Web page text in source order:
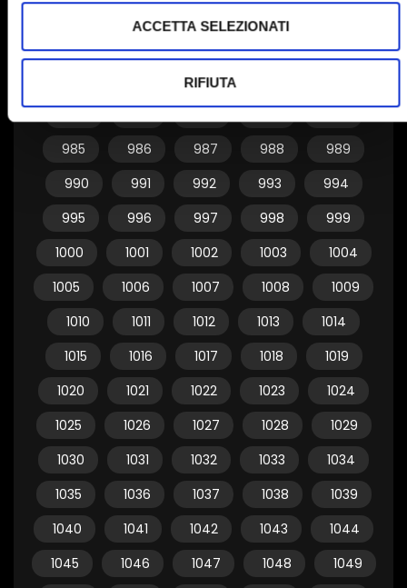
ACCETTA SELEZIONATI
RIFIUTA
970
971 972 973
974
977
985
986 987 988
989
990
991 992 993
994
995
996 997 998
999
1000
1001 1002 1003
1004
1005
1006 1007 1008
1009
1010
1011 1012 1013
1014
1015
1016 1017 1018
1019
1020
1021 1022 1023
1024
1025
1026 1027 1028
1029
1030
1031 1032 1033
1034
1035
1036 1037 1038
1039
1040
1041 1042 1043
1044
1045
1046 1047 1048
1049